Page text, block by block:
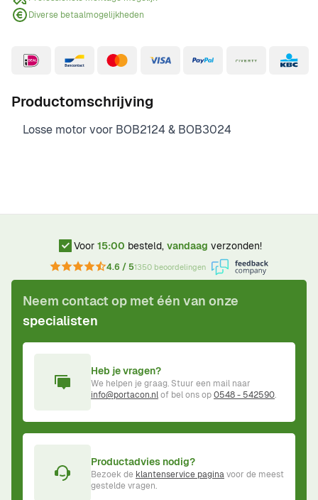
Diverse betaalmogelijkheden
Productomschrijving
Losse motor voor BOB2124 & BOB3024
Voor 15:00 besteld, vandaag verzonden!
4.6 / 51350 beoordelingen
Neem contact op met één van onze
specialisten
Heb je vragen?
We helpen je graag. Stuur een mail naar
info@portacon.nlof bel ons op0548 - 542590.
Productadvies nodig?
Bezoek de klantenservice paginavoor de meest
gestelde vragen.